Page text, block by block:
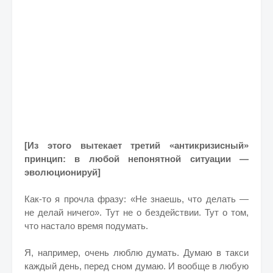
[Из этого вытекает третий «антикризисный»
принцип: в любой непонятной ситуации —
эволюционируй]
Как-то я прочла фразу: «Не знаешь, что делать —
не делай ничего». Тут не о бездействии. Тут о том,
что настало время подумать.
Я, например, очень люблю думать. Думаю в такси
каждый день, перед сном думаю. И вообще в любую